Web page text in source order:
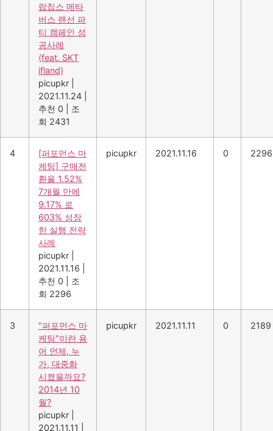
랍칩스 메타
버스 랜선 파
티 캠페인 성
공사례
(feat. SKT
ifland)
picupkr
2021.11.24
추천 0
조
회 2431
4
[퍼포먼스 마
케팅] 구매전
환율 1.52%
7개월 만에
9.17% 로
603% 성장
한 실행 전략
사례
picupkr
2021.11.16
추천 0
조
회 2296
picupkr 2021.11.16 0 2296
3
"퍼포먼스 마
케팅"이란 용
어 언제, 누
가, 대중화
시켰을까요?
2014년 10
월?
picupkr
2021.11.11
picupkr 2021.11.11 0 2189